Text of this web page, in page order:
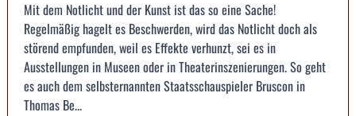
Mit dem Notlicht und der Kunst ist das so eine Sache!
Regelmäßig hagelt es Beschwerden, wird das Notlicht doch als
störend empfunden, weil es Effekte verhunzt, sei es in
Ausstellungen in Museen oder in Theaterinszenierungen. So geht
es auch dem selbsternannten Staatsschauspieler Bruscon in
Thomas Be...